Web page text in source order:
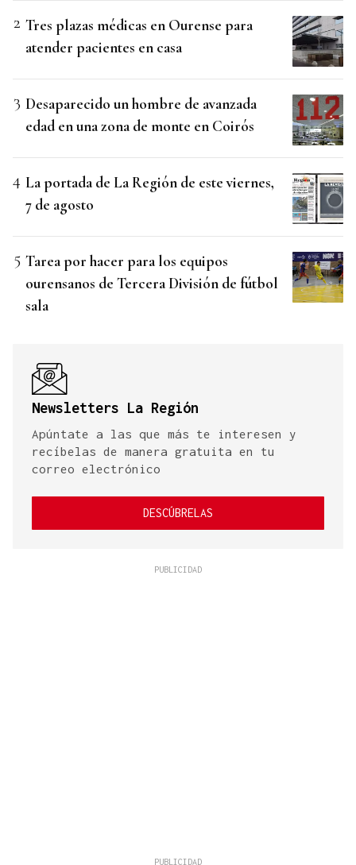
Tres plazas médicas en Ourense para
atender pacientes en casa
Desaparecido un hombre de avanzada
edad en una zona de monte en Coirós
La portada de La Región de este viernes,
7 de agosto
Tarea por hacer para los equipos
ourensanos de Tercera División de fútbol
sala
Newsletters La Región
Apúntate a las que más te interesen y
recíbelas de manera gratuita en tu
correo electrónico
DESCÚBRELAS